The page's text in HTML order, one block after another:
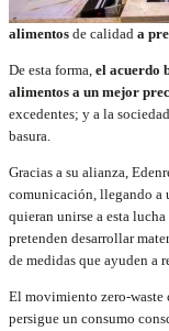
alimentos de calidad a
De esta forma, el acuerdo
alimentos a un mejor
excedentes; y a la
basura.
Gracias a su alianza,
comunicación, llegando a
quieran unirse a esta
pretenden desarrollar
de medidas que ayuden a
El movimiento zero-waste
persigue un consumo